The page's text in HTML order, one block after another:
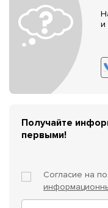
и
Получайте
первыми!
Согласие на